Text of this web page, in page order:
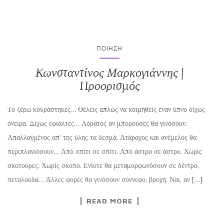
ΠΟΊΗΣΗ
Κωνσταντίνος Μαρκογιάννης |
Προορισμός
Το ξέρω κουράστηκες… Θέλεις απλώς να κοιμηθείς έναν ύπνο δίχως
όνειρα. Δίχως εφιάλτες… Αόρατος αν μπορούσες θα γινόσουν.
Απαλλαγμένος απ’ της ύλης τα δεσμά. Ατάραχος και ανέμελος θα
περιπλανιόσουν… Από σπίτι σε σπίτι. Από άστρο σε άστρο. Χωρίς
σκοτούρες. Χωρίς σκοπό. Ενίοτε θα μεταμορφωνόσουν σε δέντρο,
πεταλούδα… Άλλες φορές θα γινόσουν σύννεφο, βροχή. Ναι, αν […]
READ MORE